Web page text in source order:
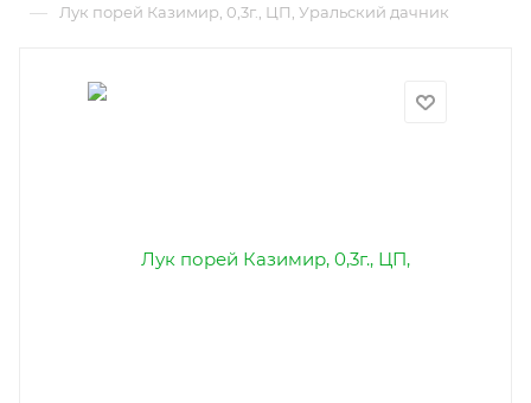
— Лук порей Казимир, 0,3г., ЦП, Уральский дачник